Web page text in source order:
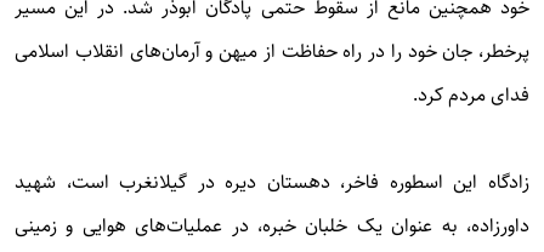
خود همچنین مانع از سقوط حتمی پادگان ابوذر شد. در این مسیر
پرخطر، جان خود را در راه حفاظت از میهن و آرمان‌های انقلاب اسلامی
فدای مردم کرد.
زادگاه این اسطوره فاخر، دهستان دیره در گیلانغرب است، شهید
داورزاده، به عنوان یک خلبان خبره، در عملیات‌های هوایی و زمینی